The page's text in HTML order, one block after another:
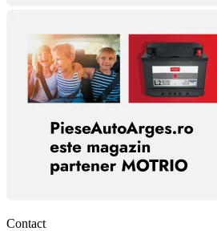
Contact